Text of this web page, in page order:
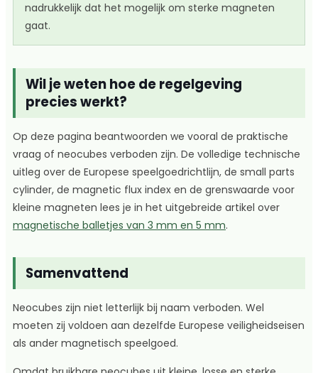
nadrukkelijk dat het mogelijk om sterke magneten
gaat.
Wil je weten hoe de regelgeving
precies werkt?
Op deze pagina beantwoorden we vooral de praktische
vraag of neocubes verboden zijn. De volledige technische
uitleg over de Europese speelgoedrichtlijn, de small parts
cylinder, de magnetic flux index en de grenswaarde voor
kleine magneten lees je in het uitgebreide artikel over
magnetische balletjes van 3 mm en 5 mm.
Samenvattend
Neocubes zijn niet letterlijk bij naam verboden. Wel
moeten zij voldoen aan dezelfde Europese veiligheidseisen
als ander magnetisch speelgoed.